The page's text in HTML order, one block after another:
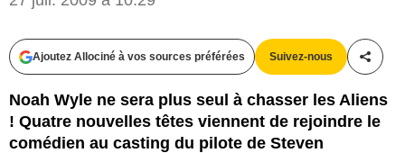
Ajoutez Allociné à vos sources préférées Suivez-nous
Noah Wyle ne sera plus seul à chasser les Aliens
! Quatre nouvelles têtes viennent de rejoindre le
comédien au casting du pilote de Steven